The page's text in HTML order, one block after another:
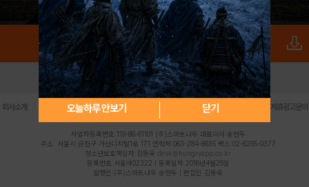
오늘하루 안보기 닫기
로그인 PC버전 전체앱
회사소개 | 개인정보 처리방침 불법촬영물 신고센터 제휴광고문의
사업자등록번호:119-86-61101 (주)스마트나우 대표이사:송현두
주소: 서울시 금천구 가산디지털1로 171 연락처:063-284-8635 팩스:02-6265-0377
청소년보호책임자:김동욱 desk@hungryapp.co.kr
등록번호:서울아02322 | 등록일자:2016년4월25일
발행인:(주)스마트나우 송현두 | 편집인:김동욱